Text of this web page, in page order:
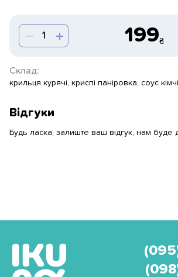
199
Склад:
крильця курячі, криспі паніровка, соус
Відгуки
Будь ласка, залиште ваш відгук, нам буде